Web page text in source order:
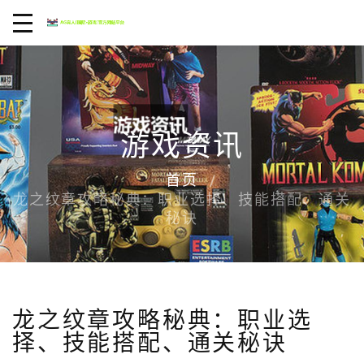
游戏资讯
首页
龙之纹章攻略秘典：职业选择、技能搭配、通关
秘诀
龙之纹章攻略秘典：职业选
择、技能搭配、通关秘诀